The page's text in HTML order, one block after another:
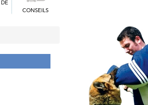
DE
CONSEILS